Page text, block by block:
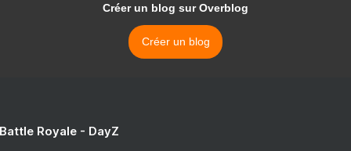
Créer un blog sur Overblog
Créer un blog
Royale - DayZ